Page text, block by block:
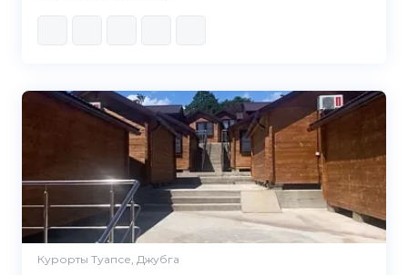
Курорты Туапсе, Джубга